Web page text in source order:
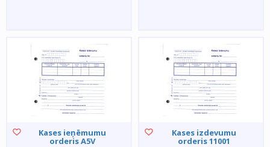
Kases ieņēmumu
orderis A5V
Kases izdevumu
orderis 11001